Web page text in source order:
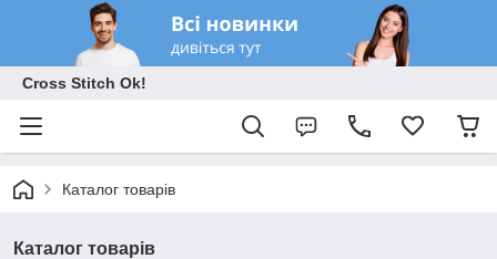
Cross Stitch Ok!
Каталог товарів
Каталог товарів